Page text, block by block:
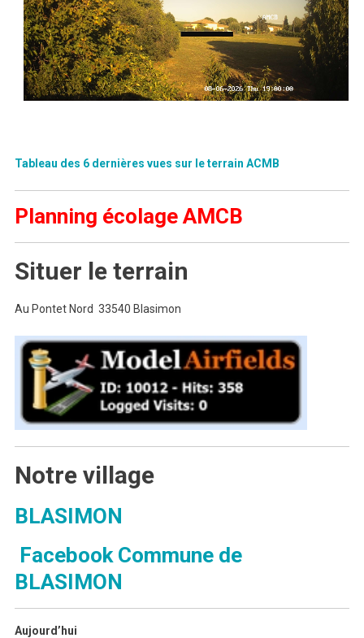
Tableau des 6 dernières vues sur le terrain ACMB
Planning écolage AMCB
Situer le terrain
Au Pontet Nord 33540 Blasimon
Notre village
BLASIMON
Facebook Commune de
BLASIMON
Aujourd’hui